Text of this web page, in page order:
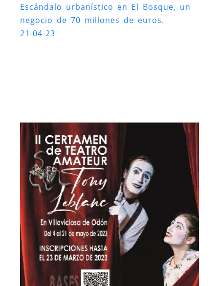
Escándalo urbanístico en El Bosque, un
negocio de 70 millones de euros.
21-04-23